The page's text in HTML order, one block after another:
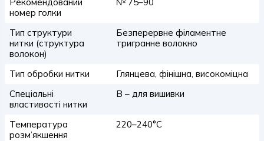
номер голки
Тип структури
нитки (структура
волокон)
Безперервне філаментне
тригранне волокно
Тип обробки нитки
Глянцева, фінішна, високоміцна
Спеціальні
властивості нитки
B – для вишивки
Температура
розм’якшення
220–240°C